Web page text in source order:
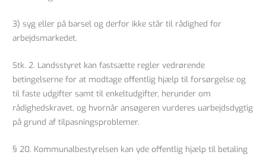
3) syg eller på barsel og derfor ikke står til rådighed for
arbejdsmarkedet.
Stk. 2. Landsstyret kan fastsætte regler vedrørende
betingelserne for at modtage offentlig hjælp til forsørgelse og
til faste udgifter samt til enkeltudgifter, herunder om
rådighedskravet, og hvornår ansøgeren vurderes uarbejdsdygtig
på grund af tilpasningsproblemer.
§ 20. Kommunalbestyrelsen kan yde offentlig hjælp til betaling